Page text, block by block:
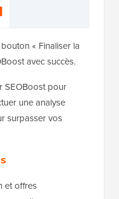
« Finaliser la
avec succès.
SEOBoost pour
une analyse
surpasser vos
et offres